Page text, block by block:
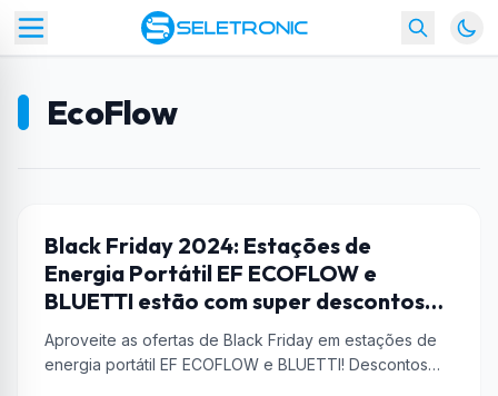
EcoFlow
AMAZON
Black Friday 2024: Estações de
Energia Portátil EF ECOFLOW e
BLUETTI estão com super descontos
na Amazon
Aproveite as ofertas de Black Friday em estações de
energia portátil EF ECOFLOW e BLUETTI! Descontos